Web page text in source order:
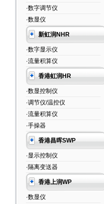
·数字调节仪
·数显仪
新虹润NHR
·数字显示仪
·流量积算仪
香港虹润HR
·数显控制仪
·调节仪/温控仪
·流量积算仪
·手操器
香港昌晖SWP
·显示控制仪
·隔离变送器
香港上润WP
·数显仪